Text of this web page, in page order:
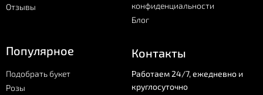
Отзывы
конфиденциальности
Блог
Популярное
Подобрать букет
Розы
Контакты
Работаем 24/7, ежедневно и
круглосуточно